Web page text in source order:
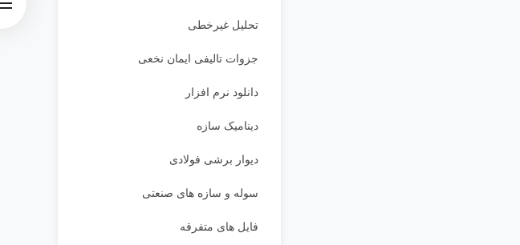
تحلیل غیرخطی
جزوات تالیفی ایمان نخعی
دانلود نرم افزار
دینامیک سازه
دیوار برشی فولادی
سوله و سازه های صنعتی
فایل های متفرقه